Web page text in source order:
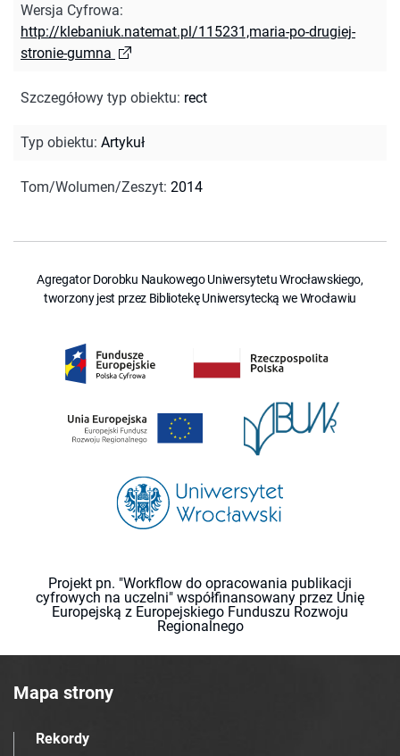
Wersja Cyfrowa:
http://klebaniuk.natemat.pl/115231,maria-po-drugiej-
stronie-gumna
Szczegółowy typ obiektu: rect
Typ obiektu: Artykuł
Tom/Wolumen/Zeszyt: 2014
Agregator Dorobku Naukowego Uniwersytetu Wrocławskiego,
tworzony jest przez Bibliotekę Uniwersytecką we Wrocławiu
Projekt pn. "Workflow do opracowania publikacji
cyfrowych na uczelni" współfinansowany przez Unię
Europejską z Europejskiego Funduszu Rozwoju
Regionalnego
Mapa strony
Rekordy